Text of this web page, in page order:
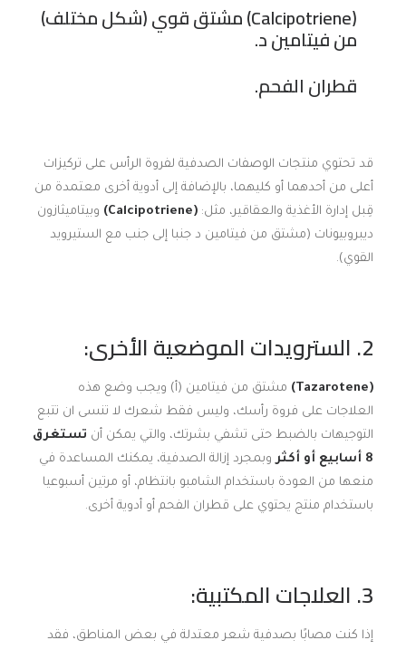
(Calcipotriene) مشتق قوي (شكل مختلف)
من فيتامين د.
قطران الفحم.
قد تحتوي منتجات الوصفات الصدفية لفروة الرأس على تركيزات
أعلى من أحدهما أو كليهما، بالإضافة إلى أدوية أخرى معتمدة من
قِبل إدارة الأغذية والعقاقير، مثل: (Calcipotriene)
وبيتاميثازون
ديبروبيونات (مشتق من فيتامين د جنبا إلى جنب مع الستيرويد
القوي).
2. السترويدات الموضعية الأخرى:
(Tazarotene)
مشتق من فيتامين (أ) ويجب وضع هذه
العلاجات على فروة رأسك، وليس فقط شعرك لا تنسى ان تتبع
التوجيهات بالضبط حتى تشفي بشرتك، والتي يمكن أن تستغرق
8 أسابيع أو أكثر
وبمجرد إزالة الصدفية، يمكنك المساعدة في
منعها من العودة باستخدام الشامبو بانتظام، أو مرتين أسبوعيا
باستخدام منتج يحتوي على قطران الفحم أو أدوية أخرى.
3. العلاجات المكتبية:
إذا كنت مصابًا بصدفية شعر معتدلة في بعض المناطق، فقد